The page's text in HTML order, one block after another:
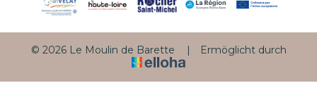
© 2026 Le Moulin de Barette | Ermöglicht durch